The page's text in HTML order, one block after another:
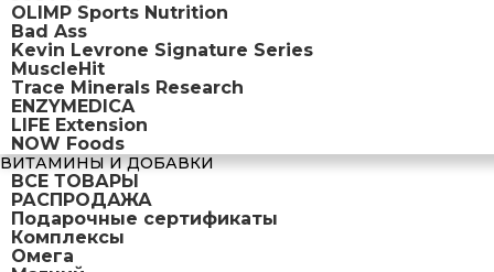
OLIMP Sports Nutrition
Bad Ass
Kevin Levrone Signature Series
MuscleHit
Trace Minerals Research
ENZYMEDICA
LIFE Extension
NOW Foods
ВИТАМИНЫ И ДОБАВКИ
ВСЕ ТОВАРЫ
РАСПРОДАЖА
Подарочные сертификаты
Комплексы
Омега